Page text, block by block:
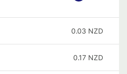
0.03 NZD
0.17 NZD